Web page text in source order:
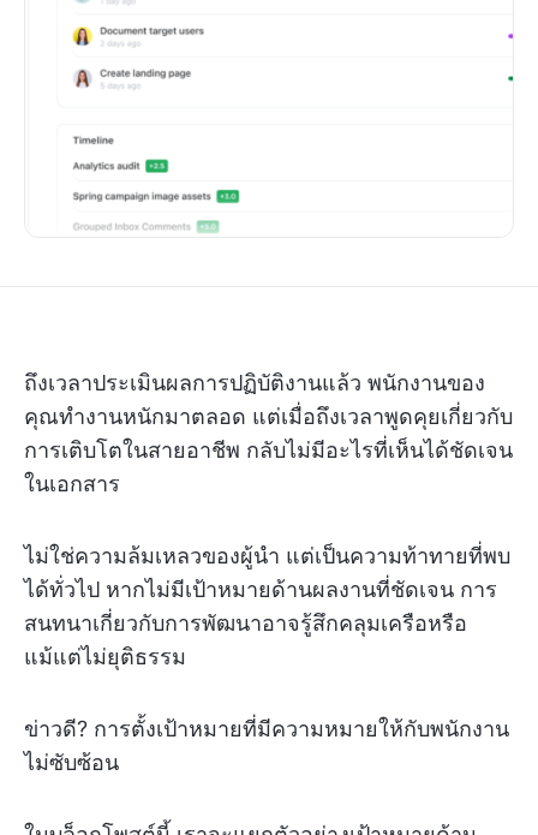
ถึงเวลาประเมินผลการปฏิบัติงานแล้ว พนักงานของ
คุณทำงานหนักมาตลอด แต่เมื่อถึงเวลาพูดคุยเกี่ยวกับ
การเติบโตในสายอาชีพ กลับไม่มีอะไรที่เห็นได้ชัดเจน
ในเอกสาร
ไม่ใช่ความล้มเหลวของผู้นำ แต่เป็นความท้าทายที่พบ
ได้ทั่วไป หากไม่มีเป้าหมายด้านผลงานที่ชัดเจน การ
สนทนาเกี่ยวกับการพัฒนาอาจรู้สึกคลุมเครือหรือ
แม้แต่ไม่ยุติธรรม
ข่าวดี? การตั้งเป้าหมายที่มีความหมายให้กับพนักงาน
ไม่ซับซ้อน